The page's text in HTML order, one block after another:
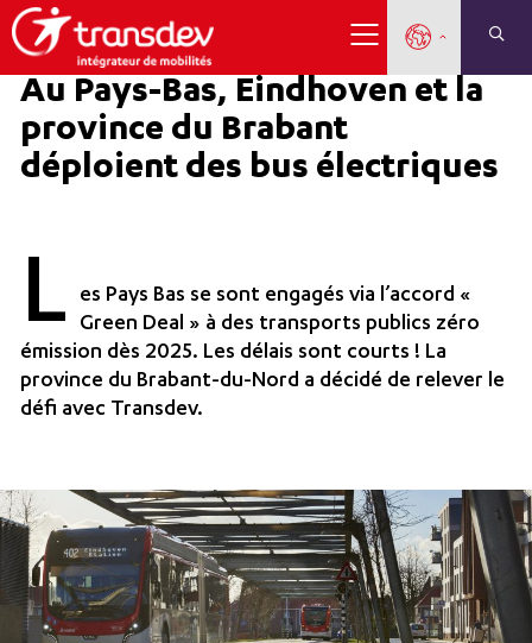
Au Pays-Bas, Eindhoven et la
province du Brabant
déploient des bus électriques
L
es Pays Bas se sont engagés via l’accord «
Green Deal » à des transports publics zéro
émission dès 2025. Les délais sont courts ! La
province du Brabant-du-Nord a décidé de relever le
défi avec Transdev.